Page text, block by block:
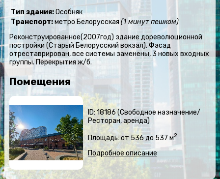
Тип здания:Особняк
Транспорт:метро Белорусская (1 минут пешком)
Реконструированное(2007год) здание дореволюционной
постройки (Старый Белорусский вокзал). Фасад
отреставрирован, все системы заменены, 3 новых входных
группы. Перекрытия ж/б.
Помещения
ID: 18186 (Свободное назначение/
Ресторан, аренда)
Площадь: от 536 до 537 м2
Подробное описание